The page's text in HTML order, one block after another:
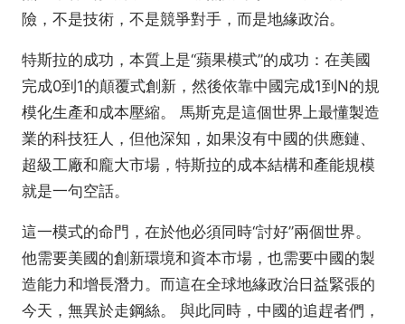
險，不是技術，不是競爭對手，而是地緣政治。
特斯拉的成功，本質上是“蘋果模式”的成功：在美國
完成0到1的顛覆式創新，然後依靠中國完成1到N的規
模化生產和成本壓縮。 馬斯克是這個世界上最懂製造
業的科技狂人，但他深知，如果沒有中國的供應鏈、
超級工廠和龐大市場，特斯拉的成本結構和產能規模
就是一句空話。
這一模式的命門，在於他必須同時“討好”兩個世界。
他需要美國的創新環境和資本市場，也需要中國的製
造能力和增長潛力。而這在全球地緣政治日益緊張的
今天，無異於走鋼絲。 與此同時，中國的追趕者們，